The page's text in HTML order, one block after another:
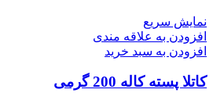
نمایش سریع
افزودن به علاقه مندی
افزودن به سبد خرید
کاتلا پسته کاله 200 گرمی